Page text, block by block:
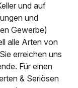
und auf
und
Gewerbe)
alle Arten von
erreichen uns
Für einen
& Seriösen